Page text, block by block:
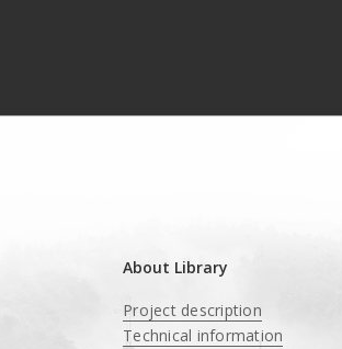
About Library
Project description
Technical information